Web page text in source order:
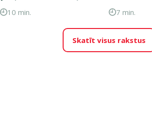
10 min. 7 min.
Skatīt visus rakstus